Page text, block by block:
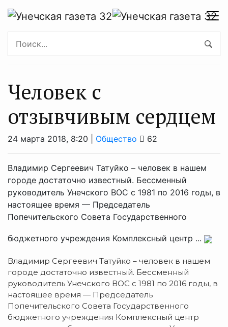
Человек с
отзывчивым сердцем
24 марта 2018, 8:20 | Общество 62
Владимир Сергеевич Татуйко – человек в нашем
городе достаточно известный. Бессменный
руководитель Унечского ВОС с 1981 по 2016 годы, в
настоящее время — Председатель
Попечительского Совета Государственного
бюджетного учреждения Комплексный центр ...
Владимир Сергеевич Татуйко – человек в нашем
городе достаточно известный. Бессменный
руководитель Унечского ВОС с 1981 по 2016 годы, в
настоящее время — Председатель
Попечительского Совета Государственного
бюджетного учреждения Комплексный центр